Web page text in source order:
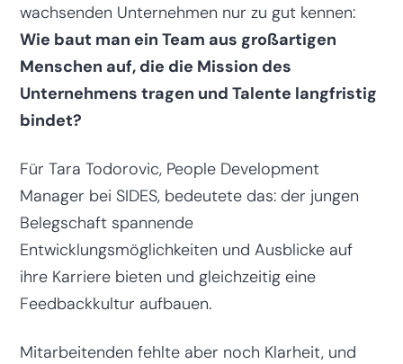
wachsenden Unternehmen nur zu gut kennen:
Wie baut man ein Team aus großartigen
Menschen auf, die die Mission des
Unternehmens tragen und Talente langfristig
bindet?
Für Tara Todorovic, People Development
Manager bei SIDES, bedeutete das: der jungen
Belegschaft spannende
Entwicklungsmöglichkeiten und Ausblicke auf
ihre Karriere bieten und gleichzeitig eine
Feedbackkultur aufbauen.
Mitarbeitenden fehlte aber noch Klarheit, und